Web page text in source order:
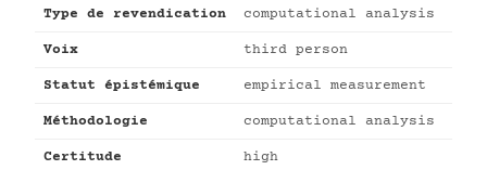
Type de revendication computational analysis
Voix third person
Statut épistémique empirical measurement
Méthodologie computational analysis
Certitude high